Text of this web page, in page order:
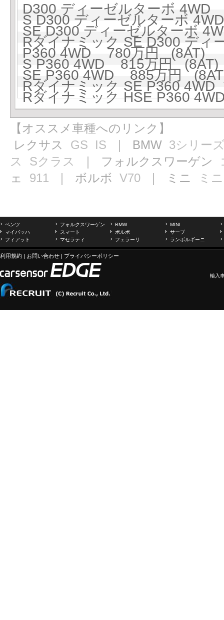
D300 ディーゼルターボ
S D300 ディーゼルターボ
SE D300 ディーゼルターボ
Rダイナミック SE D300 デ
P360 4WD 780万円 (8AT)
S P360 4WD 815万円 (8AT)
SE P360 4WD 885万円
Rダイナミック SE P360
Rダイナミック HSE P360
【オススメ車種へのリンク】
レクサス GS IS ｜ BMW 3シリー
ス
Sクラス ｜ フォルクスワーゲン
ェ 911 ｜ ボルボ V70 ｜ ミニ ミニ
ベンツ フォルクスワーゲン BMW
MINI
マイバッハ
スマート ボルボ
サーブ
フィアット
マセラティ フェラーリ ランボルギーニ
利用規約 | お問い合わせ | プライバシーポリシー
輸入